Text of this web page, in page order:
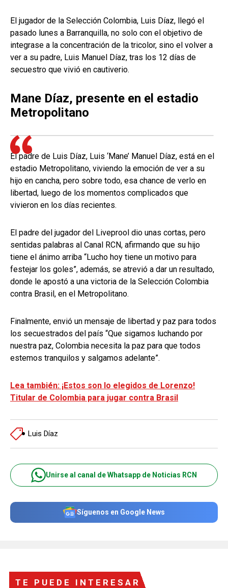
El jugador de la Selección Colombia, Luis Díaz, llegó el
pasado lunes a Barranquilla, no solo con el objetivo de
integrase a la concentración de la tricolor, sino el volver a
ver a su padre, Luis Manuel Díaz, tras los 12 días de
secuestro que vivió en cautiverio.
Mane Díaz, presente en el estadio
Metropolitano
El padre de Luis Díaz, Luis ‘Mane’ Manuel Díaz, está en el
estadio Metropolitano, viviendo la emoción de ver a su
hijo en cancha, pero sobre todo, esa chance de verlo en
libertad, luego de los momentos complicados que
vivieron en los días recientes.
El padre del jugador del Liveprool dio unas cortas, pero
sentidas palabras al Canal RCN, afirmando que su hijo
tiene el ánimo arriba “Lucho hoy tiene un motivo para
festejar los goles”, además, se atrevió a dar un resultado,
donde le apostó a una victoria de la Selección Colombia
contra Brasil, en el Metropolitano.
Finalmente, envió un mensaje de libertad y paz para todos
los secuestrados del país “Que sigamos luchando por
nuestra paz, Colombia necesita la paz para que todos
estemos tranquilos y salgamos adelante”.
Lea también: ¡Estos son lo elegidos de Lorenzo!
Titular de Colombia para jugar contra Brasil
Luis Díaz
Unirse al canal de Whatsapp de Noticias RCN
Síguenos en Google News
TE PUEDE INTERESAR